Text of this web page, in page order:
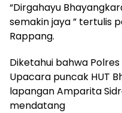
“Dirgahayu
semakin jaya ” tertulis
Rappang.
Diketahui bahwa
Upacara puncak HUT
lapangan Amparita
mendatang